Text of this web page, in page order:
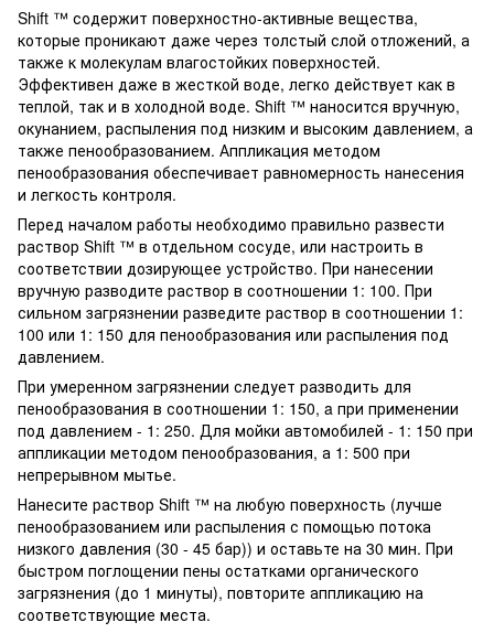
Shift ™ содержит поверхностно-активные вещества,
которые проникают даже через толстый слой отложений, а
также к молекулам влагостойких поверхностей.
Эффективен даже в жесткой воде, легко действует как в
теплой, так и в холодной воде. Shift ™ наносится вручную,
окунанием, распыления под низким и высоким давлением, а
также пенообразованием. Аппликация методом
пенообразования обеспечивает равномерность нанесения
и легкость контроля.
Перед началом работы необходимо правильно развести
раствор Shift ™ в отдельном сосуде, или настроить в
соответствии дозирующее устройство. При нанесении
вручную разводите раствор в соотношении 1: 100. При
сильном загрязнении разведите раствор в соотношении 1:
100 или 1: 150 для пенообразования или распыления под
давлением.
При умеренном загрязнении следует разводить для
пенообразования в соотношении 1: 150, a при применении
под давлением - 1: 250. Для мойки автомобилей - 1: 150 при
аппликации методом пенообразования, а 1: 500 при
непрерывном мытье.
Нанесите раствор Shift ™ на любую поверхность (лучше
пенообразованием или распыления с помощью потока
низкого давления (30 - 45 бар)) и оставьте на 30 мин. При
быстром поглощении пены остатками органического
загрязнения (до 1 минуты), повторите аппликацию на
соответствующие места.